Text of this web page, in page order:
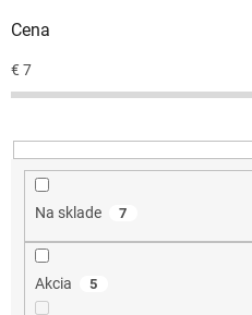
p
o
d
k
t
Cena
€ 7
Na sklade 7
Akcia 5